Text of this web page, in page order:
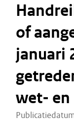
of
januari
wet- en